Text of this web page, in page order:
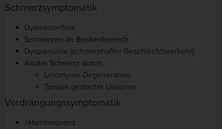
Schmerzsymptomatik
Dysmenorrhoe
Schmerzen im Beckenbereich
Dyspareunie (schmerzhafter Geschlechtsverkehr)
Akuter Schmerz durch:
Leiomyom-Degeneration
Torsion gestielter Läsionen
Verdrängungssymptomatik
↑Harnfrequenz